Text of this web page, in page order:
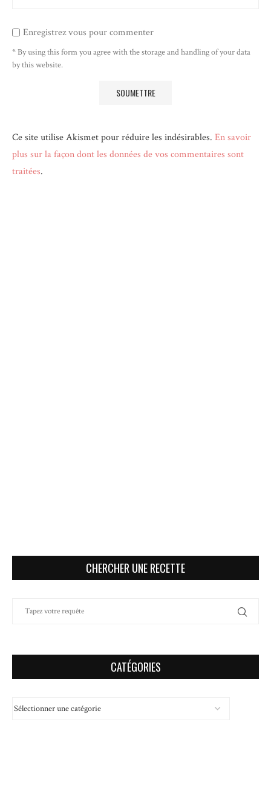
Enregistrez vous pour commenter
* By using this form you agree with the storage and handling of your data
by this website.
Ce site utilise Akismet pour réduire les indésirables. En savoir
plus sur la façon dont les données de vos commentaires sont
traitées.
CHERCHER UNE RECETTE
CATÉGORIES